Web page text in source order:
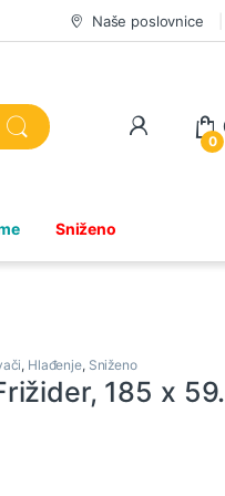
Naše poslovnice
0
Sniženo
, Hlađenje, Sniženo
185 x